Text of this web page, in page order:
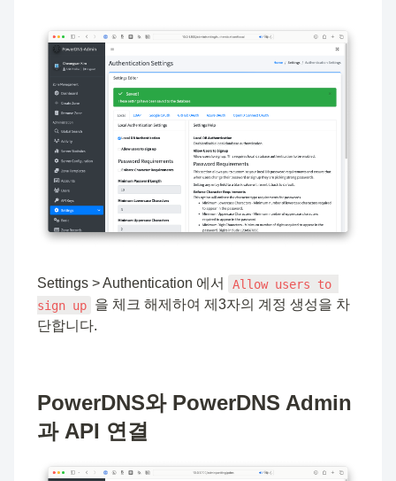
Settings > Authentication 에서
Allow users to
sign up
을 체크 해제하여 제3자의 계정 생성을 차
단합니다.
PowerDNS와 PowerDNS Admin
과 API 연결